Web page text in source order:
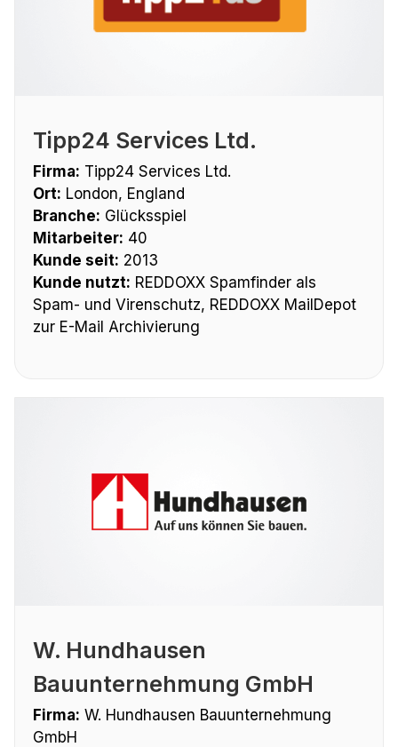
Tipp24 Services Ltd.
Firma: Tipp24 Services Ltd.
Ort: London, England
Branche: Glücksspiel
Mitarbeiter: 40
Kunde seit: 2013
Kunde nutzt: REDDOXX Spamfinder als
Spam- und Virenschutz, REDDOXX MailDepot
zur E-Mail Archivierung
W. Hundhausen
Bauunternehmung GmbH
Firma: W. Hundhausen Bauunternehmung
GmbH